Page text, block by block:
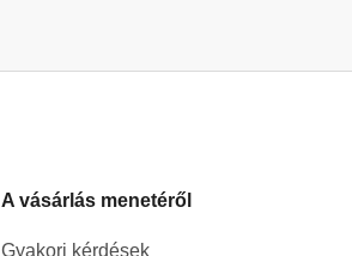
A vásárlás menetéről
Gyakori kérdések